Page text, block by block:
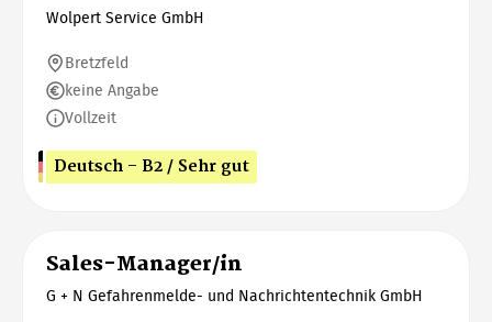
Wolpert Service GmbH
Bretzfeld
keine Angabe
Vollzeit
Deutsch - B2 / Sehr gut
Sales-Manager/in
G + N Gefahrenmelde- und Nachrichtentechnik GmbH